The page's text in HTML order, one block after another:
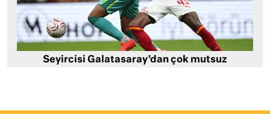
Seyircisi Galatasaray’dan çok mutsuz